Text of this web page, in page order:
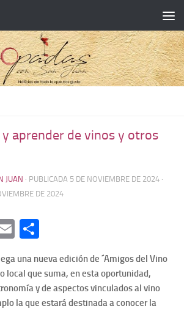
aprender de vinos y otros
JUAN · PUBLICADA 5 DE NOVIEMBRE DE 2024 ·
DE 2024
Email
una nueva edición de ´Amigos del Vino
local que suma, en esta oportunidad,
y de aspectos vinculados al vino
la que estará destinada a conocer la